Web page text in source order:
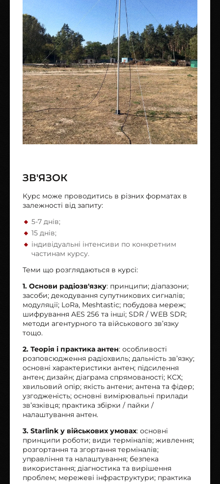
ЗВ'ЯЗОК
Курс може проводитись в різних форматах в
залежності від запиту:
5-7 днів;
15 днів;
індивідуальні інтенсиви по конкретним
частинам курсу.
Теми що розглядаються в курсі:
1. Основи радіозв'язку: принципи; діапазони;
засоби; декодування супутникових сигналів;
модуляції; LoRa, Meshtastic; побудова мереж;
шифрування AES 256 та інші; SDR / WEB SDR;
методи агентурного та військового зв’язку
тощо.
2. Теорія і практика антен: особливості
розповсюдження радіохвиль; дальність зв’язку;
основні характеристики антен; підсилення
антен; дизайн; діаграма спрямованості; КСХ;
хвильовий опір; якість антени; антена та фідер;
узгодженість; основні вимірювальні прилади
зв’язківця; практика збірки / пайки /
налаштування антен.
3. Starlink у військових умовах: основні
принципи роботи; види терміналів; живлення;
розгортання та згортання терміналів;
управління та налаштування; безпека
використання; діагностика та вирішення
проблем; мережеві інфраструктури; практика